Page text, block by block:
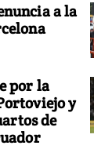
a la
por la
y
de